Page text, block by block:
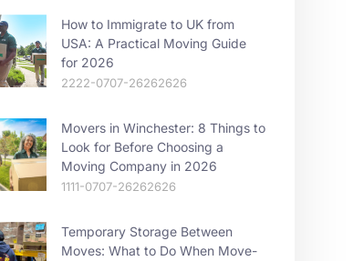
How to Immigrate to UK from
USA: A Practical Moving Guide
for 2026
2222-0707-26262626
Movers in Winchester: 8 Things to
Look for Before Choosing a
Moving Company in 2026
1111-0707-26262626
Temporary Storage Between
Moves: What to Do When Move-